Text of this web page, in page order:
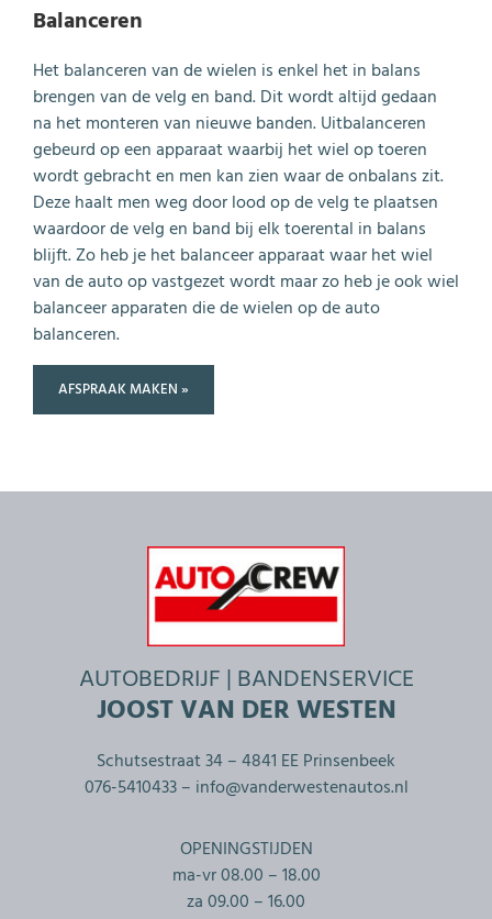
Balanceren
Het balanceren van de wielen is enkel het in balans
brengen van de velg en band. Dit wordt altijd gedaan
na het monteren van nieuwe banden. Uitbalanceren
gebeurd op een apparaat waarbij het wiel op toeren
wordt gebracht en men kan zien waar de onbalans zit.
Deze haalt men weg door lood op de velg te plaatsen
waardoor de velg en band bij elk toerental in balans
blijft. Zo heb je het balanceer apparaat waar het wiel
van de auto op vastgezet wordt maar zo heb je ook wiel
balanceer apparaten die de wielen op de auto
balanceren.
AFSPRAAK MAKEN »
AUTOBEDRIJF | BANDENSERVICE
JOOST VAN DER WESTEN
Schutsestraat 34 – 4841 EE Prinsenbeek
076-5410433 – info@vanderwestenautos.nl
OPENINGSTIJDEN
ma-vr 08.00 – 18.00
za 09.00 – 16.00